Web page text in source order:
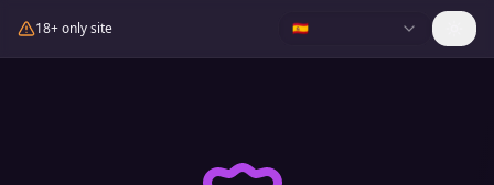
18+ only site 🇪🇸